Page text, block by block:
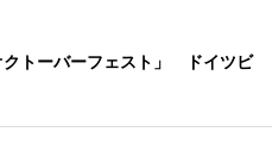
クトーバーフェスト」 ドイツビ